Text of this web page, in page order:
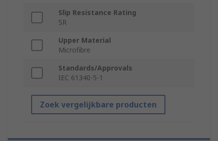
Slip Resistance Rating
SR
Upper Material
Microfibre
Standards/Approvals
IEC 61340-5-1
Zoek vergelijkbare producten